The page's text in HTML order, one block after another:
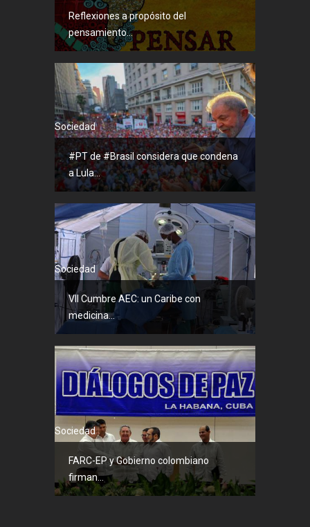
Reflexiones a propósito del
pensamiento...
Sociedad
#PT de #Brasil considera que condena
a Lula...
Sociedad
VII Cumbre AEC: un Caribe con
medicina...
Sociedad
FARC-EP y Gobierno colombiano
firman...